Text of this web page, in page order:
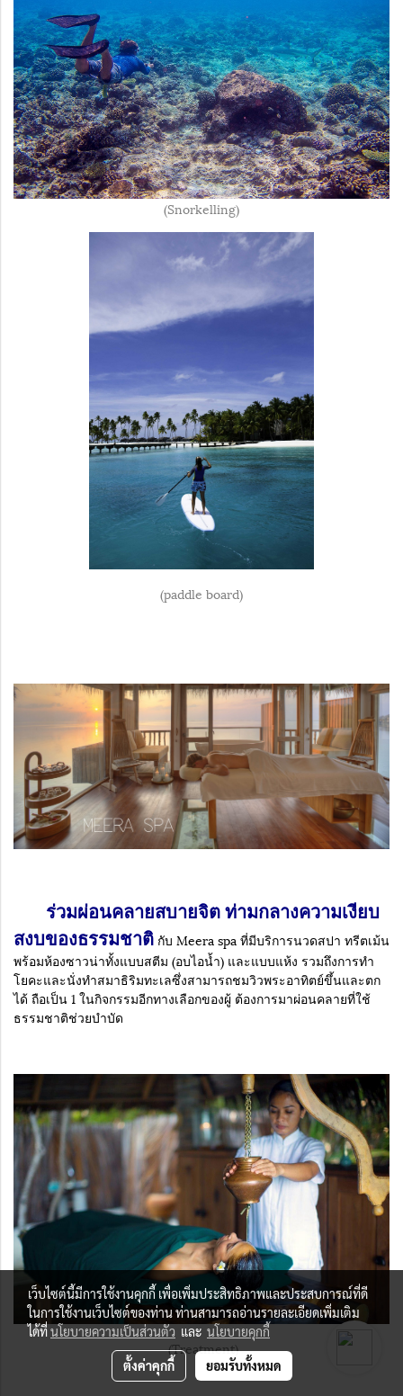
(Snorkelling)
(paddle board)
ร่วมผ่อนคลายสบายจิต ท่ามกลางความเงียบ
สงบของธรรมชาติ กับ Meera spa ที่มีบริการนวดสปา ทรีตเม้น
พร้อมห้องซาวน่าทั้งแบบสตีม (อบไอน้ำ) และแบบแห้ง รวมถึงการทำ
โยคะและนั่งทำสมาธิริมทะเลซึ่งสามารถชมวิวพระอาทิตย์ขึ้นและตก
ได้ ถือเป็น 1 ในกิจกรรมอีกทางเลือกของผู้ ต้องการมาผ่อนคลายที่ใช้
ธรรมชาติช่วยบำบัด
(Treatment)
เว็บไซต์นี้มีการใช้งานคุกกี้ เพื่อเพิ่มประสิทธิภาพและประสบการณ์ที่ดี
ในการใช้งานเว็บไซต์ของท่าน ท่านสามารถอ่านรายละเอียดเพิ่มเติม
ได้ที่นโยบายความเป็นส่วนตัว และ นโยบายคุกกี้
ตั้งค่าคุกกี้ ยอมรับทั้งหมด